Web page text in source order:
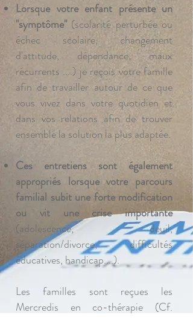
Lorsque votre enfant présente un
"symptôme" (scolarité perturbée ou
échec scolaire, changement
d'attitude, dépendance, maux
récurrents ....) je reçois votre famille
afin de travailler autour de ce que
vous vivez dans votre quotidien et
dans vos relations afin de trouver
ensemble la solution la plus adaptée.
Ces entretiens sont également
appropriés lorsque votre parcours
familial subit une forte modification
ou vit une crise importante
(adolescence, deuil,
séparation/divorce, difficultés
éducatives, handicap....).
Les familles sont reçues les
Mercredis en co-thérapie (Cf.